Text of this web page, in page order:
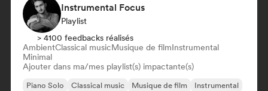
Instrumental Focus
Playlist
> 4100 feedbacks réalisés
AmbientClassical musicMusique de filmInstrumental
Minimal
Ajouter dans ma/mes playlist(s) impactante(s)
Piano Solo Classical music Musique de film
Instrumental